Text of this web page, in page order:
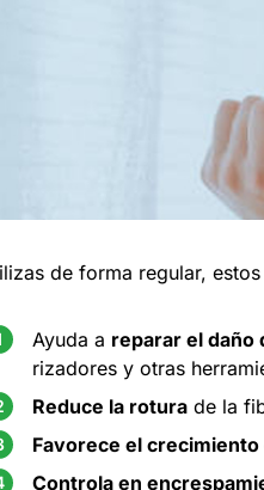
de forma regular,
Ayuda a reparar el daño
rizadores y otras
Reduce la rotura de la
Favorece el crecimiento
Controla en